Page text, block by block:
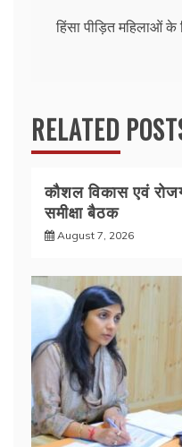
k
हिंसा पीड़ित महिलाओं
RELATED
कौशल विकास एवं
समीक्षा बैठक
August 7, 2026